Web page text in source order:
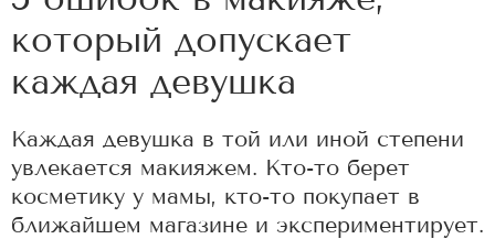
который допускает
каждая девушка
Каждая девушка в той или иной степени
увлекается макияжем. Кто-то берет
косметику у мамы, кто-то покупает в
ближайшем магазине и экспериментирует.